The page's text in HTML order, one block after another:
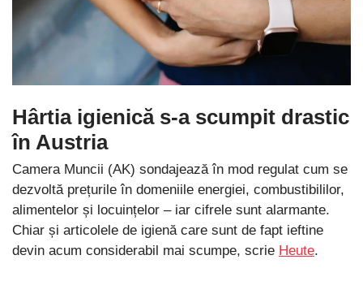
Hârtia igienică s-a scumpit drastic
în Austria
Camera Muncii (AK) sondajează în mod regulat cum se
dezvoltă prețurile în domeniile energiei, combustibililor,
alimentelor și locuințelor – iar cifrele sunt alarmante.
Chiar și articolele de igienă care sunt de fapt ieftine
devin acum considerabil mai scumpe, scrie Heute.